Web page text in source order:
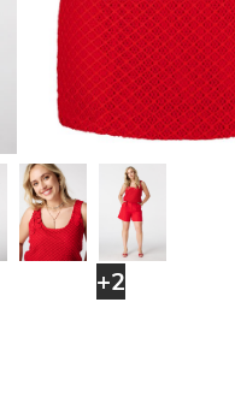
+2